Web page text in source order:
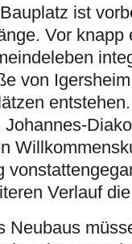
ist
Vor
von
Verlauf
Neubaus